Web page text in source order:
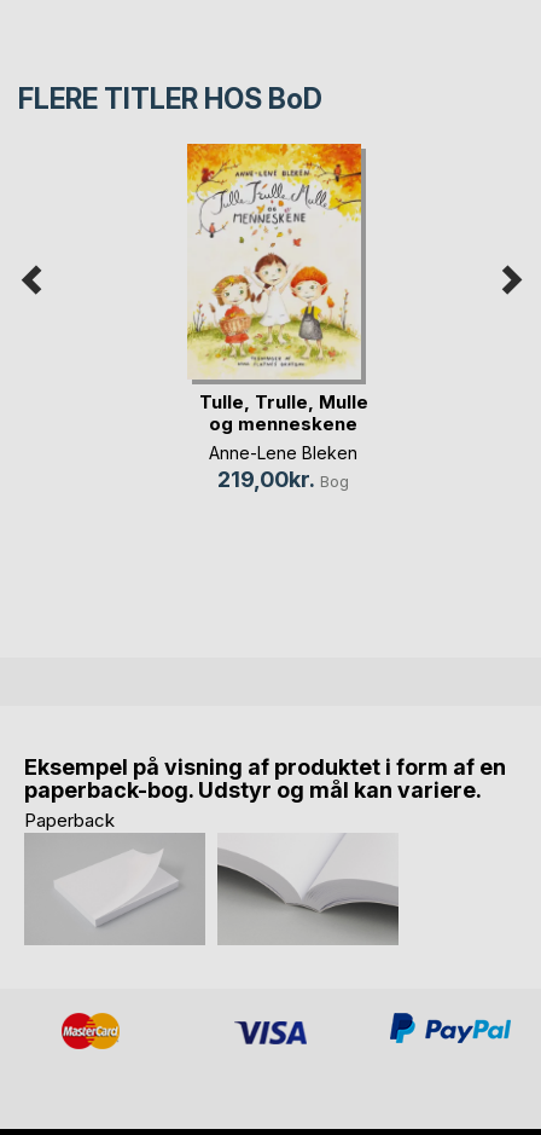
FLERE TITLER HOS BoD
Tulle, Trulle, Mulle
og menneskene
Anne-Lene Bleken
219,00kr. Bog
Eksempel på visning af produktet i form af en
paperback-bog. Udstyr og mål kan variere.
Paperback